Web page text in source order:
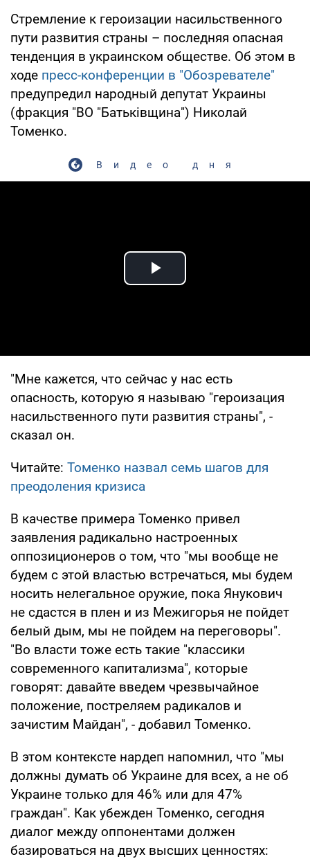
Стремление к героизации насильственного
пути развития страны – последняя опасная
тенденция в украинском обществе. Об этом в
ходе пресс-конференции в "Обозревателе"
предупредил народный депутат Украины
(фракция "ВО "Батьківщина") Николай
Томенко.
Видео дня
Play Video
"Мне кажется, что сейчас у нас есть
опасность, которую я называю "героизация
насильственного пути развития страны", -
сказал он.
Читайте: Томенко назвал семь шагов для
преодоления кризиса
В качестве примера Томенко привел
заявления радикально настроенных
оппозиционеров о том, что "мы вообще не
будем с этой властью встречаться, мы будем
носить нелегальное оружие, пока Янукович
не сдастся в плен и из Межигорья не пойдет
белый дым, мы не пойдем на переговоры".
"Во власти тоже есть такие "классики
современного капитализма", которые
говорят: давайте введем чрезвычайное
положение, постреляем радикалов и
зачистим Майдан", - добавил Томенко.
В этом контексте нардеп напомнил, что "мы
должны думать об Украине для всех, а не об
Украине только для 46% или для 47%
граждан". Как убежден Томенко, сегодня
диалог между оппонентами должен
базироваться на двух высших ценностях: